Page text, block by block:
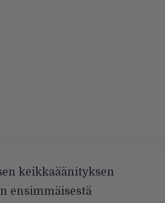
keikkaäänityksen
ensimmäisestä